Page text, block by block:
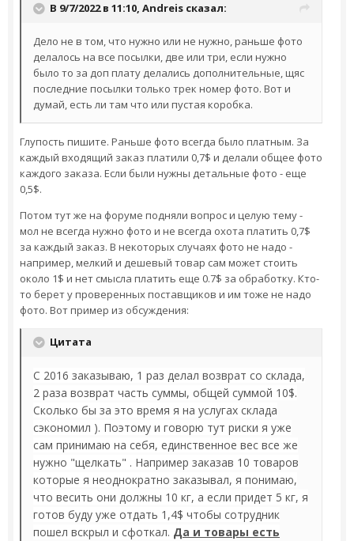
В 9/7/2022 в 11:10, Andreis сказал:
Дело не в том, что нужно или не нужно, раньше фото
делалось на все посылки, две или три, если нужно
было то за доп плату делались дополнительные, щяс
последние посылки только трек номер фото. Вот и
думай, есть ли там что или пустая коробка.
Глупость пишите. Раньше фото всегда было платным. За
каждый входящий заказ платили 0,7$ и делали общее фото
каждого заказа. Если были нужны детальные фото - еще
0,5$.
Потом тут же на форуме подняли вопрос и целую тему -
мол не всегда нужно фото и не всегда охота платить 0,7$
за каждый заказ. В некоторых случаях фото не надо -
например, мелкий и дешевый товар сам может стоить
около 1$ и нет смысла платить еще 0.7$ за обработку. Кто-
то берет у проверенных поставщиков и им тоже не надо
фото. Вот пример из обсуждения:
Цитата
C 2016 заказываю, 1 раз делал возврат со склада,
2 раза возврат часть суммы, общей суммой 10$.
Сколько бы за это время я на услугах склада
сэкономил ). Поэтому и говорю тут риски я уже
сам принимаю на себя, единственное вес все же
нужно "щелкать" . Например заказав 10 товаров
которые я неоднократно заказывал, я понимаю,
что весить они должны 10 кг, а если придет 5 кг, я
готов буду уже отдать 1,4$ чтобы сотрудник
пошел вскрыл и сфоткал. Да и товары есть